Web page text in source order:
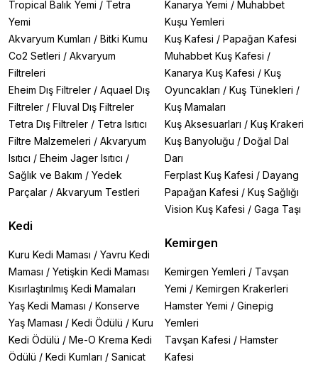
Tropical Balık Yemi / Tetra
Yemi
Akvaryum Kumları / Bitki Kumu
Co2 Setleri / Akvaryum
Filtreleri
Eheim Dış Filtreler / Aquael Dış
Filtreler / Fluval Dış Filtreler
Tetra Dış Filtreler / Tetra Isıtıcı
Filtre Malzemeleri / Akvaryum
Isıtıcı / Eheim Jager Isıtıcı /
Sağlık ve Bakım / Yedek
Parçalar / Akvaryum Testleri
Kedi
Kuru Kedi Maması / Yavru Kedi
Maması / Yetişkin Kedi Maması
Kısırlaştırılmış Kedi Mamaları
Yaş Kedi Maması / Konserve
Yaş Maması / Kedi Ödülü / Kuru
Kedi Ödülü / Me-O Krema Kedi
Ödülü / Kedi Kumları / Sanicat
Kanarya Yemi / Muhabbet
Kuşu Yemleri
Kuş Kafesi / Papağan Kafesi
Muhabbet Kuş Kafesi /
Kanarya Kuş Kafesi / Kuş
Oyuncakları / Kuş Tünekleri /
Kuş Mamaları
Kuş Aksesuarları / Kuş Krakeri
Kuş Banyoluğu / Doğal Dal
Darı
Ferplast Kuş Kafesi / Dayang
Papağan Kafesi / Kuş Sağlığı
Vision Kuş Kafesi / Gaga Taşı
Kemirgen
Kemirgen Yemleri / Tavşan
Yemi / Kemirgen Krakerleri
Hamster Yemi / Ginepig
Yemleri
Tavşan Kafesi / Hamster
Kafesi